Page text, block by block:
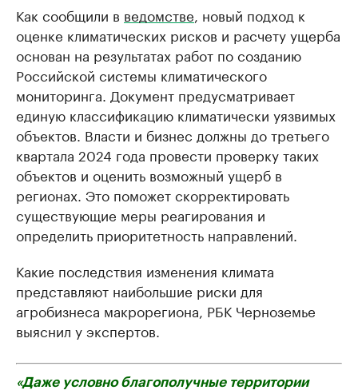
Как сообщили в ведомстве, новый подход к
оценке климатических рисков и расчету ущерба
основан на результатах работ по созданию
Российской системы климатического
мониторинга. Документ предусматривает
единую классификацию климатически уязвимых
объектов. Власти и бизнес должны до третьего
квартала 2024 года провести проверку таких
объектов и оценить возможный ущерб в
регионах. Это поможет скорректировать
существующие меры реагирования и
определить приоритетность направлений.
Какие последствия изменения климата
представляют наибольшие риски для
агробизнеса макрорегиона, РБК Черноземье
выяснил у экспертов.
«Даже условно благополучные территории